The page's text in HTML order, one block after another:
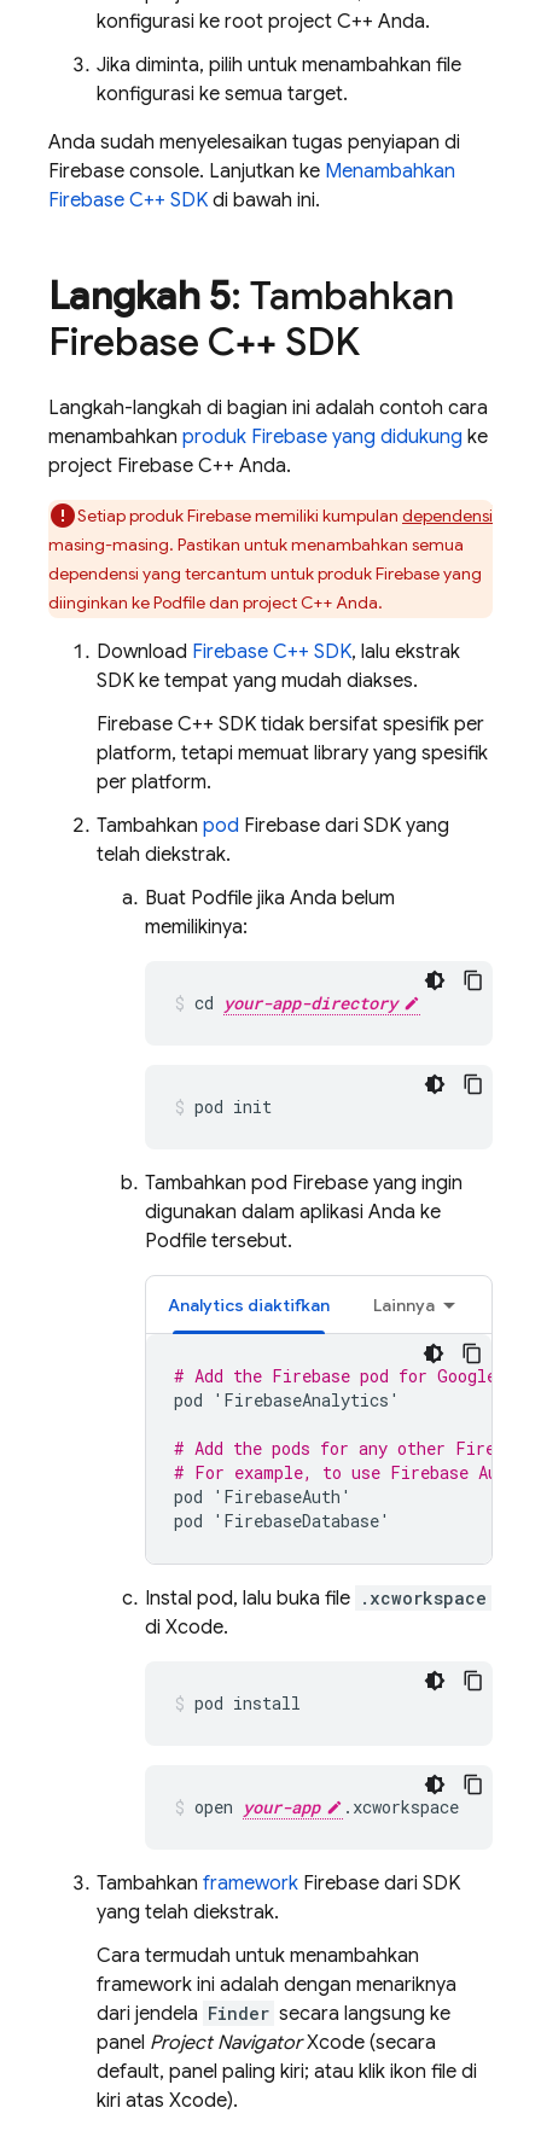
konfigurasi ke root project C++ Anda.
Jika diminta, pilih untuk menambahkan file
konfigurasi ke semua target.
Anda sudah menyelesaikan tugas penyiapan di
Firebase console. Lanjutkan ke Menambahkan
Firebase C++ SDK di bawah ini.
Langkah 5: Tambahkan
Firebase C++ SDK
Langkah-langkah di bagian ini adalah contoh cara
menambahkan produk Firebase yang didukung ke
project Firebase C++ Anda.
Setiap produk Firebase memiliki kumpulan dependensi
masing-masing. Pastikan untuk menambahkan semua
dependensi yang tercantum untuk produk Firebase yang
diinginkan ke Podfile dan project C++ Anda.
Download Firebase C++ SDK, lalu ekstrak
SDK ke tempat yang mudah diakses.
Firebase C++ SDK tidak bersifat spesifik per
platform, tetapi memuat library yang spesifik
per platform.
Tambahkan pod Firebase dari SDK yang
telah diekstrak.
Buat Podfile jika Anda belum
memilikinya:
cd your-app-directory
pod init
Tambahkan pod Firebase yang ingin
digunakan dalam aplikasi Anda ke
Podfile tersebut.
Analytics diaktifkan Lainnya
# Add the Firebase pod for Google
pod
' FirebaseAnalytics '
# Add the pods for any other
# For example, to use Firebase
pod
' FirebaseAuth '
pod
' FirebaseDatabase'
Instal pod, lalu buka file .xcworkspace
di Xcode.
pod install
open your-app .xcworkspace
Tambahkan framework Firebase dari SDK
yang telah diekstrak.
Cara termudah untuk menambahkan
framework ini adalah dengan menariknya
dari jendela Finder secara langsung ke
panel Project NavigatorXcode (secara
default, panel paling kiri; atau klik ikon file di
kiri atas Xcode).